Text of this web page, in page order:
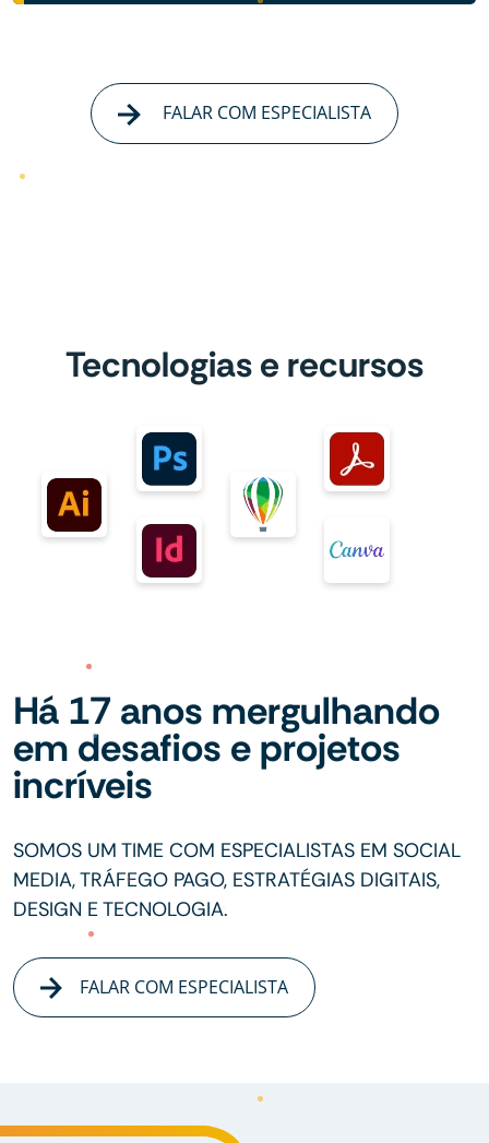
FALAR COM ESPECIALISTA
Tecnologias e recursos
Há 17 anos mergulhando
em desafios e projetos
incríveis
SOMOS UM TIME COM ESPECIALISTAS EM SOCIAL
MEDIA, TRÁFEGO PAGO, ESTRATÉGIAS DIGITAIS,
DESIGN E TECNOLOGIA.
FALAR COM ESPECIALISTA